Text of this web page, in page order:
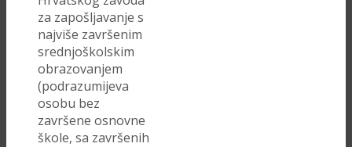
za zapošljavanje s
najviše završenim
srednjoškolskim
obrazovanjem
(podrazumijeva
osobu bez
završene osnovne
škole, sa završenih